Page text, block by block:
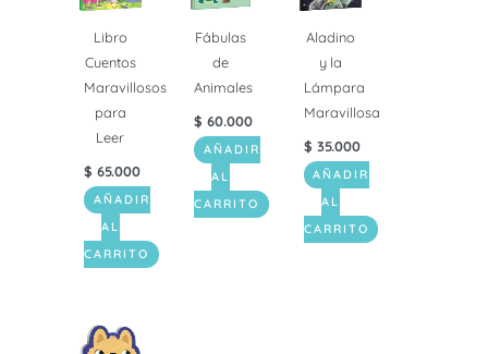
Libro
Cuentos
Maravillosos
para
Leer
$ 65.000
AÑADIR
AL
CARRITO
Fábulas
de
Animales
$ 60.000
AÑADIR
AL
CARRITO
Aladino
y la
Lámpara
Maravillosa
$ 35.000
AÑADIR
AL
CARRITO